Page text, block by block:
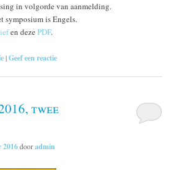
in volgorde van aanmelding.
symposium is Engels.
en dezePDF.
|Geef een reactie
twee
2016dooradmin